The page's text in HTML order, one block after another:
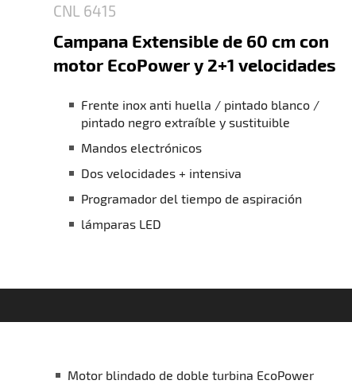
CNL 6415
Campana Extensible de 60 cm con
motor EcoPower y 2+1 velocidades
Frente inox anti huella / pintado blanco /
pintado negro extraíble y sustituible
Mandos electrónicos
Dos velocidades + intensiva
Programador del tiempo de aspiración
lámparas LED
Motor blindado de doble turbina EcoPower